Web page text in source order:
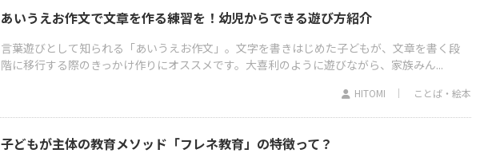
あいうえお作文で文章を作る練習を！幼児からできる遊び方紹介
言葉遊びとして知られる「あいうえお作文」。文字を書きはじめた子どもが、文章を書く段
階に移行する際のきっかけ作りにオススメです。大喜利のように遊びながら、家族みん...
HITOMI ことば・絵本
子どもが主体の教育メソッド「フレネ教育」の特徴って？